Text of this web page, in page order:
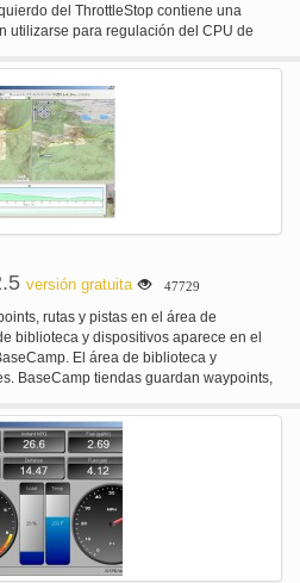
del ThrottleStop contiene una
utilizarse para regulación del CPU de
versión gratuita 47729
rutas y pistas en el área de
biblioteca y dispositivos aparece en el
El área de biblioteca y
BaseCamp tiendas guardan waypoints,
de la ventana de BaseCamp.